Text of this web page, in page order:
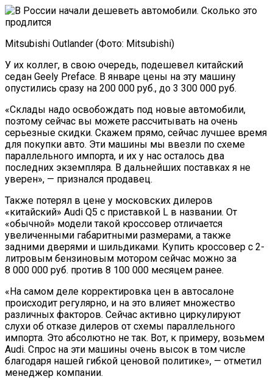
Mitsubishi Outlander (Фото: Mitsubishi)
У их коллег, в свою очередь, подешевел китайский
седан Geely Preface. В январе цены на эту машину
опустились сразу на 200 000 руб., до 3 300 000 руб.
«Склады надо освобождать под новые автомобили,
поэтому сейчас вы можете рассчитывать на очень
серьезные скидки. Скажем прямо, сейчас лучшее время
для покупки авто. Эти машины мы ввезли по схеме
параллельного импорта, и их у нас осталось два
последних экземпляра. В дальнейших поставках я не
уверен», — признался продавец.
Также потерял в цене у московских дилеров
«китайский» Audi Q5 с приставкой L в названии. От
«обычной» модели такой кроссовер отличается
увеличенными габаритными размерами, а также
задними дверями и шильдиками. Купить кроссовер с 2-
литровым бензиновым мотором сейчас можно за
8 000 000 руб. против 8 100 000 месяцем ранее.
«На самом деле корректировка цен в автосалоне
происходит регулярно, и на это влияет множество
различных факторов. Сейчас активно циркулируют
слухи об отказе дилеров от схемы параллельного
импорта. Это абсолютно не так. Вот, к примеру, возьмем
Audi. Спрос на эти машины очень высок в том числе
благодаря нашей гибкой ценовой политике», — отметил
менеджер компании.